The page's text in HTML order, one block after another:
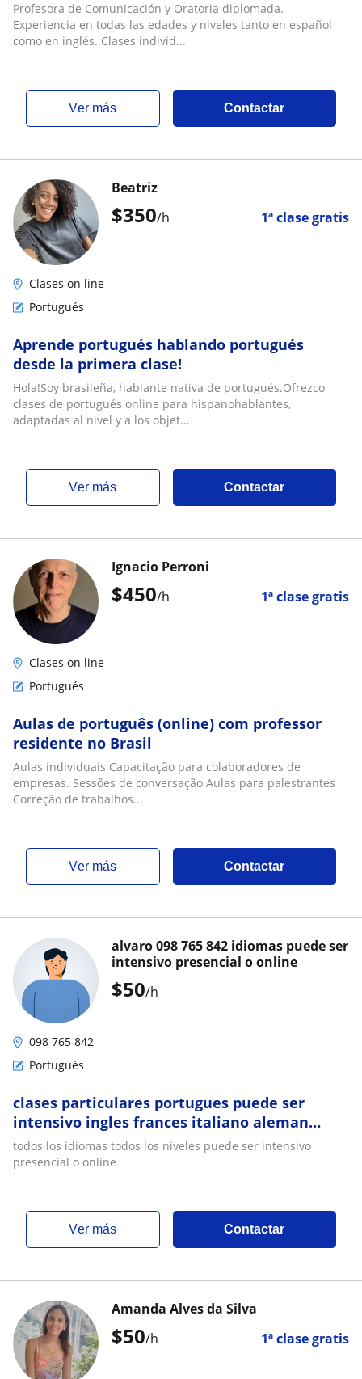
Profesora de Comunicación y Oratoria diplomada.
Experiencia en todas las edades y niveles tanto en español
como en inglés. Clases individ...
ver más Contactar
$350/h 1ª clase gratis
Beatriz
Clases on line
Portugués
Aprende portugués hablando portugués
desde la primera clase!
Hola!Soy brasileña, hablante nativa de portugués.Ofrezco
clases de portugués online para hispanohablantes,
adaptadas al nivel y a los objet...
ver más Contactar
$450/h 1ª clase gratis
Ignacio Perroni
Clases on line
Portugués
Aulas de português (online) com professor
residente no Brasil
Aulas individuais Capacitação para colaboradores de
empresas. Sessões de conversação Aulas para palestrantes
Correção de trabalhos...
ver más Contactar
$50/h
alvaro 098 765 842 idiomas puede ser
intensivo presencial o online
098 765 842
Portugués
clases particulares portugues puede ser
intensivo ingles frances italiano aleman
hebreo
todos los idiomas todos los niveles puede ser intensivo
presencial o online
ver más Contactar
$50/h 1ª clase gratis
Amanda Alves da Silva